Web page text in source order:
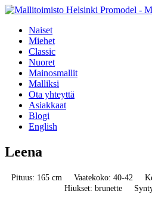
Naiset
Miehet
Classic
Nuoret
Mainosmallit
Malliksi
Ota yhteyttä
Asiakkaat
Blogi
English
Leena
Pituus: 165 cm Vaatekoko: 40-42
Hiukset: brunette